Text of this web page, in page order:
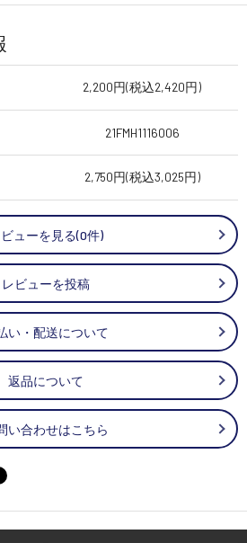
2,200円(税込2,420円)
21FMH1116006
2,750円(税込3,025円)
ューを見る(0件)
レビューを投稿
い・配送について
返品について
い合わせはこちら